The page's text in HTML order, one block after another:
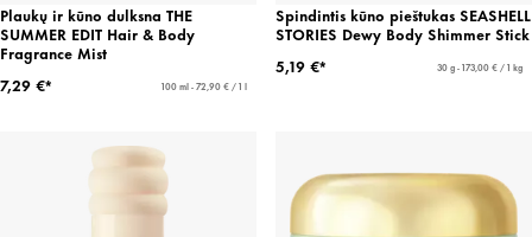
Plaukų ir kūno dulksna THE
SUMMER EDIT Hair & Body
Fragrance Mist
7,29 €*
100 ml - 72,90 € / 1 l
Spindintis kūno pieštukas SEASHELL
STORIES Dewy Body Shimmer Stick
5,19 €*
30 g - 173,00 € / 1 kg